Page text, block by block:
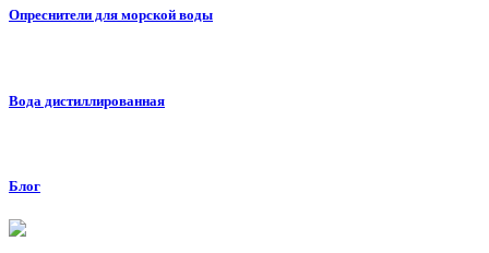
Опреснители для морской воды
Вода дистиллированная
Блог